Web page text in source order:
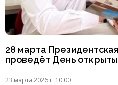
28 марта
проведёт День
23 марта 2026 г. 10:00